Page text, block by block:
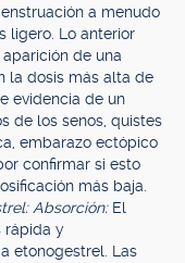
a menudo
ligero. Lo anterior
de una
la dosis más alta de
evidencia de un
de los senos, quistes
embarazo ectópico
confirmar si esto
más baja.
Absorción: El
rápida y
etonogestrel. Las